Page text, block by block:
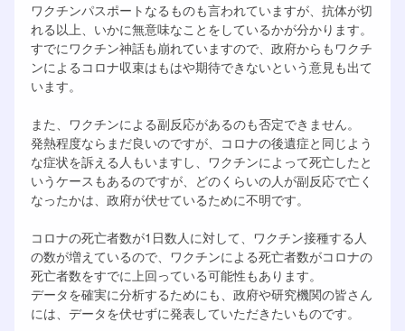
ワクチンパスポートなるものも言われていますが、抗体が切
れる以上、いかに無意味なことをしているかが分かります。
すでにワクチン神話も崩れていますので、政府からもワクチ
ンによるコロナ収束はもはや期待できないという意見も出て
います。
また、ワクチンによる副反応があるのも否定できません。
発熱程度ならまだ良いのですが、コロナの後遺症と同じよう
な症状を訴える人もいますし、ワクチンによって死亡したと
いうケースもあるのですが、どのくらいの人が副反応で亡く
なったかは、政府が伏せているために不明です。
コロナの死亡者数が1日数人に対して、ワクチン接種する人
の数が増えているので、ワクチンによる死亡者数がコロナの
死亡者数をすでに上回っている可能性もあります。
データを確実に分析するためにも、政府や研究機関の皆さん
には、データを伏せずに発表していただきたいものです。